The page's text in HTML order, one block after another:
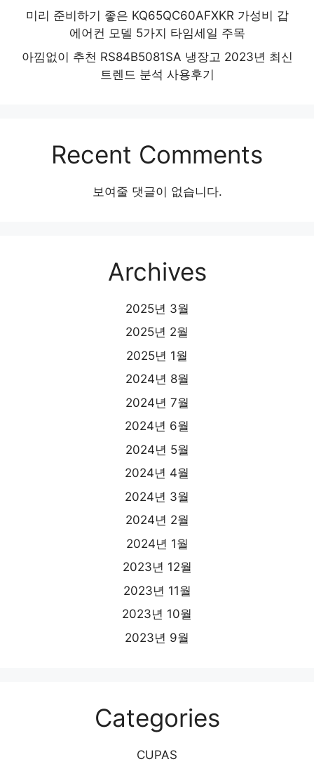
미리 준비하기 좋은 KQ65QC60AFXKR 가성비 갑
에어컨 모델 5가지 타임세일 주목
아낌없이 추천 RS84B5081SA 냉장고 2023년 최신
트렌드 분석 사용후기
Recent Comments
보여줄 댓글이 없습니다.
Archives
2025년 3월
2025년 2월
2025년 1월
2024년 8월
2024년 7월
2024년 6월
2024년 5월
2024년 4월
2024년 3월
2024년 2월
2024년 1월
2023년 12월
2023년 11월
2023년 10월
2023년 9월
Categories
CUPAS